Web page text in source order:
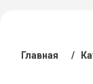
Главная /